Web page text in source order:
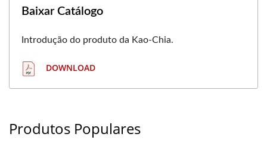
Baixar Catálogo
Introdução do produto da Kao-Chia.
DOWNLOAD
Produtos Populares